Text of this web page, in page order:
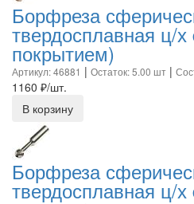
Борфреза
твердосплавная ц/
покрытием)
Артикул: 46881 | Остаток: 5.00 шт |
1160 ₽/шт.
В корзину
Борфреза
твердосплавная ц/